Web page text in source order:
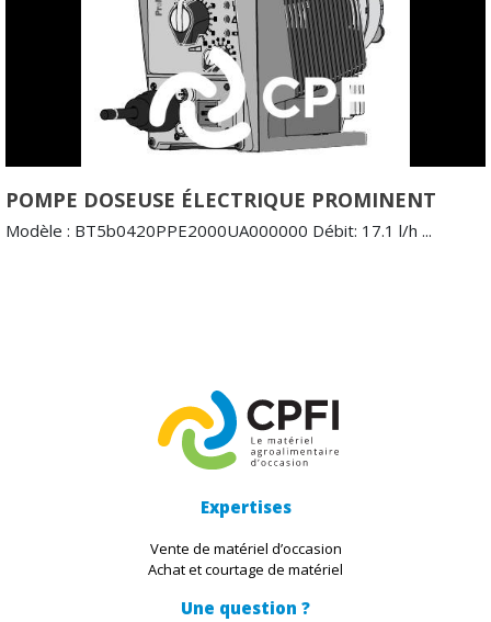
POMPE DOSEUSE ÉLECTRIQUE PROMINENT
Modèle : BT5b0420PPE2000UA000000 Débit: 17.1 l/h ...
Expertises
Vente de matériel d’occasion
Achat et courtage de matériel
Une question ?